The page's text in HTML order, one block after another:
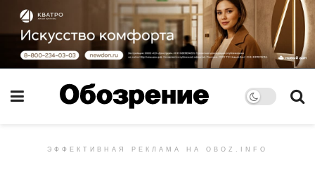
ЭФФЕКТИВНАЯ РЕКЛАМА НА OBOZ.INFO